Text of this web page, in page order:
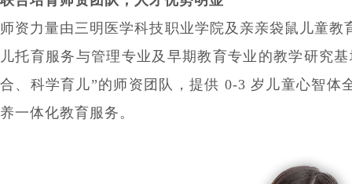
师资力量由三明医学科技职业学院及亲亲袋鼠儿童
儿托育服务与管理专业及早期教育专业的教学研究
合、科学育儿”的师资团队，提供 0-3 岁儿童心智体
养一体化教育服务。